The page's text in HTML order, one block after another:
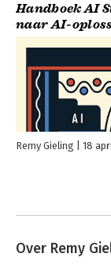
Handboek AI
naar AI-
Remy Gieling 18
Over Remy